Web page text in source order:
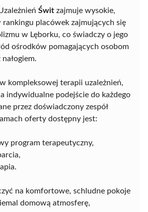
Świt zajmuje wysokie,
rankingu placówek zajmujących się
w Lęborku, co świadczy o jego
ośrodków pomagających osobom
kompleksowej terapii uzależnień,
indywidualne podejście do każdego
przez doświadczony zespół
oferty dostępny jest:
program terapeutyczny,
na komfortowe, schludne pokoje
domową atmosferę,